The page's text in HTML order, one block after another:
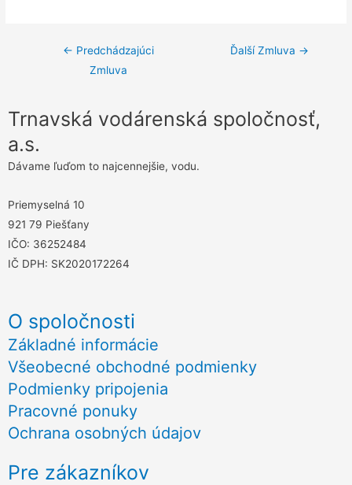
Navigácia
← Predchádzajúci
Zmluva
Ďalší Zmluva →
Trnavská vodárenská spoločnosť,
a.s.
Dávame ľuďom to najcennejšie, vodu.
Priemyselná 10
921 79 Piešťany
IČO: 36252484
IČ DPH: SK2020172264
O spoločnosti
Základné informácie
Všeobecné obchodné podmienky
Podmienky pripojenia
Pracovné ponuky
Ochrana osobných údajov
Pre zákazníkov